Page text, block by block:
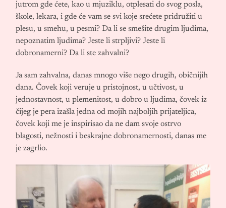
jutrom gde ćete, kao u mjuziklu, otplesati do svog posla,
škole, lekara, i gde će vam se svi koje srećete pridružiti u
plesu, u smehu, u pesmi? Da li se smešite drugim ljudima,
nepoznatim ljudima? Jeste li strpljivi? Jeste li
dobronamerni? Da li ste zahvalni?
Ja sam zahvalna, danas mnogo više nego drugih, običnijih
dana. Čovek koji veruje u pristojnost, u učtivost, u
jednostavnost, u plemenitost, u dobro u ljudima, čovek iz
čijeg je pera izašla jedna od mojih najboljih prijateljica,
čovek koji me je inspirisao da ne dam svoje ostrvo
blagosti, nežnosti i beskrajne dobronamernosti, danas me
je zagrlio.